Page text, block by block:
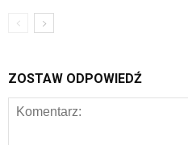
ZOSTAW ODPOWIEDŹ